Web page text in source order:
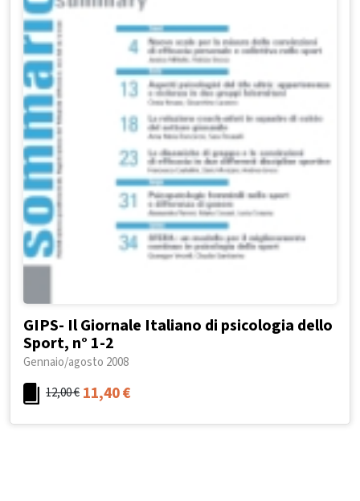
GIPS- Il Giornale Italiano di psicologia dello
Sport, n° 1-2
Gennaio/agosto 2008
12,00€ 11,40€